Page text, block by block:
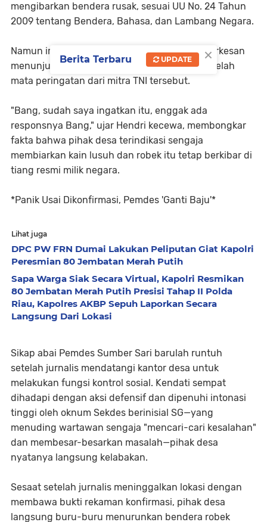
mengibarkan bendera rusak, sesuai UU No. 24 Tahun
2009 tentang Bendera, Bahasa, dan Lambang Negara.
​Namun ironis, otoritas Pemdes Sumber Sari terkesan
menunjukkan sikap abai dan memandang sebelah
mata peringatan dari mitra TNI tersebut.
​"Bang, sudah saya ingatkan itu, enggak ada
responsnya Bang," ujar Hendri kecewa, membongkar
fakta bahwa pihak desa terindikasi sengaja
membiarkan kain lusuh dan robek itu tetap berkibar di
tiang resmi milik negara.
*​Panik Usai Dikonfirmasi, Pemdes 'Ganti Baju'*
Lihat juga
DPC PW FRN Dumai Lakukan Peliputan Giat Kapolri
Peresmian 80 Jembatan Merah Putih
Sapa Warga Siak Secara Virtual, Kapolri Resmikan
80 Jembatan Merah Putih Presisi Tahap II Polda
Riau, Kapolres AKBP Sepuh Laporkan Secara
Langsung Dari Lokasi
​Sikap abai Pemdes Sumber Sari barulah runtuh
setelah jurnalis mendatangi kantor desa untuk
melakukan fungsi kontrol sosial. Kendati sempat
dihadapi dengan aksi defensif dan dipenuhi intonasi
tinggi oleh oknum Sekdes berinisial SG—yang
menuding wartawan sengaja "mencari-cari kesalahan"
dan membesar-besarkan masalah—pihak desa
nyatanya langsung kelabakan.
​Sesaat setelah jurnalis meninggalkan lokasi dengan
membawa bukti rekaman konfirmasi, pihak desa
langsung buru-buru menurunkan bendera robek
×
Berita Terbaru UPDATE